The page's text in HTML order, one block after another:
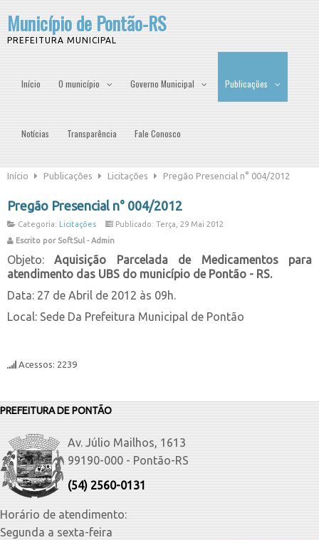
Município de Pontão-RS
PREFEITURA MUNICIPAL
Início O município Governo Municipal Publicações
Notícias Transparência Fale Conosco
Início Publicações Licitações Pregão Presencial n° 004/2012
Pregão Presencial n° 004/2012
Categoria: Licitações
Publicado: Terça, 29 Mai 2012
Escrito por SoftSul - Admin
Objeto: Aquisição Parcelada de Medicamentos para
atendimento das UBS do município de Pontão - RS.
Data: 27 de Abril de 2012 às 09h.
Local: Sede Da Prefeitura Municipal de Pontão
Acessos: 2239
PREFEITURA DE PONTÃO
Av. Júlio Mailhos, 1613
99190-000 - Pontão-RS
(54) 2560-0131
Horário de atendimento:
Segunda a sexta-feira